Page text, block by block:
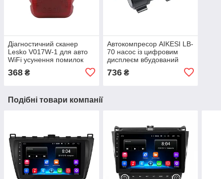
Діагностичний сканер
Lesko V017W-1 для авто
WiFi усунення помилок
368 ₴
Автокомпресор AIKESI LB-
70 насос із цифровим
дисплеєм вбудований
736₴
Подібні товари компанії